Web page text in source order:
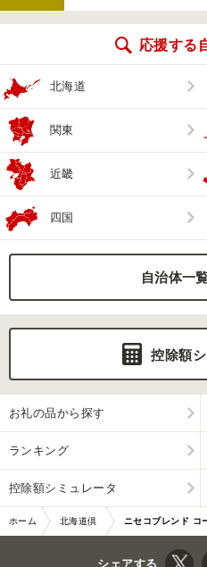
応援する
北海道
関東
近畿
四国
自治体一
控除額
お礼の品から探す
ランキング
控除額シミュレータ
ホーム 北海道倶 ニセコブレンド コ
店 ドリップコーヒ
シェアする